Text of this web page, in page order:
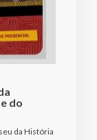
do
da História